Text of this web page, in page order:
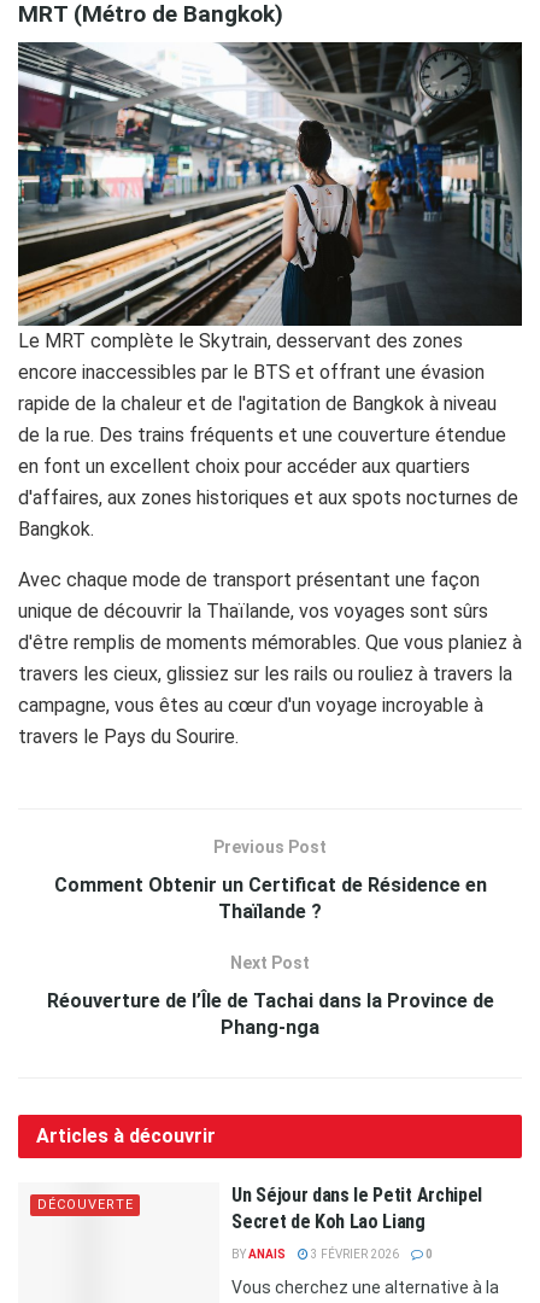
MRT (Métro de Bangkok)
Le MRT complète le Skytrain, desservant des zones
encore inaccessibles par le BTS et offrant une évasion
rapide de la chaleur et de l'agitation de Bangkok à niveau
de la rue. Des trains fréquents et une couverture étendue
en font un excellent choix pour accéder aux quartiers
d'affaires, aux zones historiques et aux spots nocturnes de
Bangkok.
Avec chaque mode de transport présentant une façon
unique de découvrir la Thaïlande, vos voyages sont sûrs
d'être remplis de moments mémorables. Que vous planiez à
travers les cieux, glissiez sur les rails ou rouliez à travers la
campagne, vous êtes au cœur d'un voyage incroyable à
travers le Pays du Sourire.
Previous Post
Comment Obtenir un Certificat de Résidence en
Thaïlande ?
Next Post
Réouverture de l’Île de Tachai dans la Province de
Phang-nga
Articles à découvrir
DÉCOUVERTE
Un Séjour dans le Petit Archipel
Secret de Koh Lao Liang
BYANAIS 3 FÉVRIER 2026 0
Vous cherchez une alternative à la